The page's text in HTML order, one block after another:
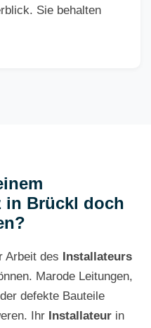
Sie behalten
in Brückl doch
Arbeit des Installateurs
Marode Leitungen,
defekte Bauteile
Ihr Installateur in